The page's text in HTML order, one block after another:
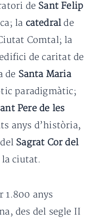
de Sant Felip
la catedral de
Comtal; la
de caritat de
de Santa Maria
paradigmàtic;
Pere de les
anys d’història,
Sagrat Cor del
la ciutat.
1.800 anys
des del segle II